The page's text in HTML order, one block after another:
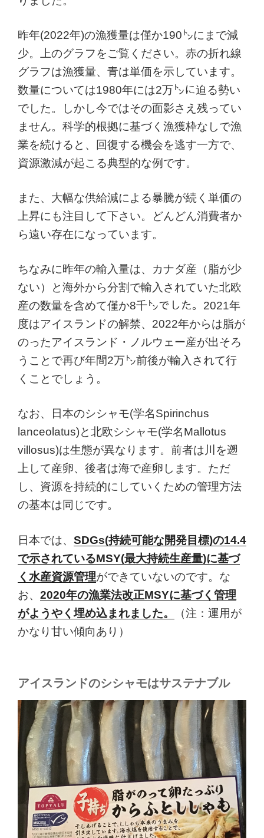
昨年(2022年)の漁獲量は僅か190㌧にまで減
少。上のグラフをご覧ください。赤の折れ線
グラフは漁獲量、青は単価を示しています。
数量については1980年には2万㌧に迫る勢い
でした。しかし今ではその面影さえ残ってい
ません。科学的根拠に基づく漁獲枠なしで漁
業を続けると、回復する機会を逃す一方で、
資源激減が起こる典型的な例です。
また、大幅な供給減による暴騰が続く単価の
上昇にも注目して下さい。どんどん消費者か
ら遠い存在になっています。
ちなみに昨年の輸入量は、カナダ産（脂が少
ない）と海外から分割で輸入されていた北欧
産の数量を含めて僅か8千㌧でした。2021年
度はアイスランドの解禁、2022年からは脂が
のったアイスランド・ノルウェー産が出そろ
うことで再び年間2万㌧前後が輸入されて行
くことでしょう。
なお、日本のシシャモ(学名Spirinchus
lanceolatus)と北欧シシャモ(学名Mallotus
villosus)は生態が異なります。前者は川を遡
上して産卵、後者は海で産卵します。ただ
し、資源を持続的にしていくための管理方法
の基本は同じです。
日本では、 SDGs(持続可能な開発目標)の14.4
で示されているMSY(最大持続生産量)に基づ
く水産資源管理ができていないのです。な
お、 2020年の漁業法改正MSYに基づく管理
がようやく埋め込まれました。
（注：運用が
かなり甘い傾向あり）
アイスランドのシシャモはサステナブル